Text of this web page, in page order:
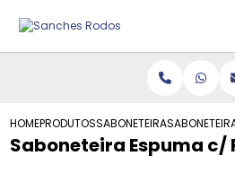
HOMEPRODUTOSSABONETEIRA
Saboneteira Espuma c/